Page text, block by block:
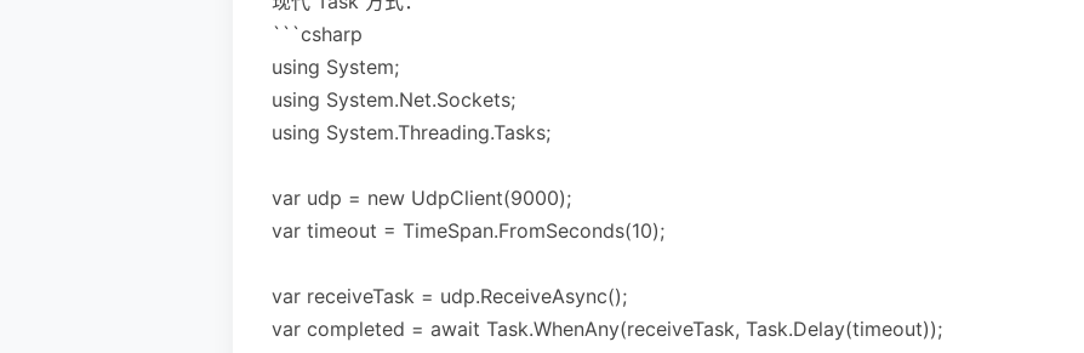
```csharp
using System;
using System.Net.Sockets;
using System.Threading.Tasks;
var udp = new UdpClient(9000);
var timeout = TimeSpan.FromSeconds(10);
var receiveTask = udp.ReceiveAsync();
var completed = await Task.WhenAny(receiveTask, Task.Delay(timeout));